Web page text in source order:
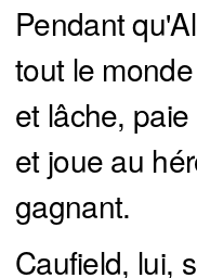
Pendant
tout le
et lâche,
et joue au
gagnant.
Caufield, lui,